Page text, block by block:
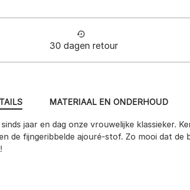
30 dagen retour
jaar en dag onze vrouwelijke klassieker.
de fijngeribbelde ajouré-stof. Zo mooi dat de
MATERIAAL EN ONDERHOUD